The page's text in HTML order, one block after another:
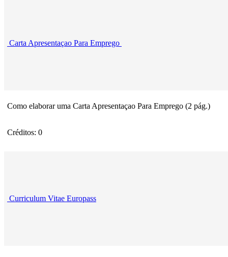
Carta Apresentaçao Para Emprego
Como elaborar uma Carta Apresentaçao Para Emprego (2 pág.)
Créditos: 0
Curriculum Vitae Europass